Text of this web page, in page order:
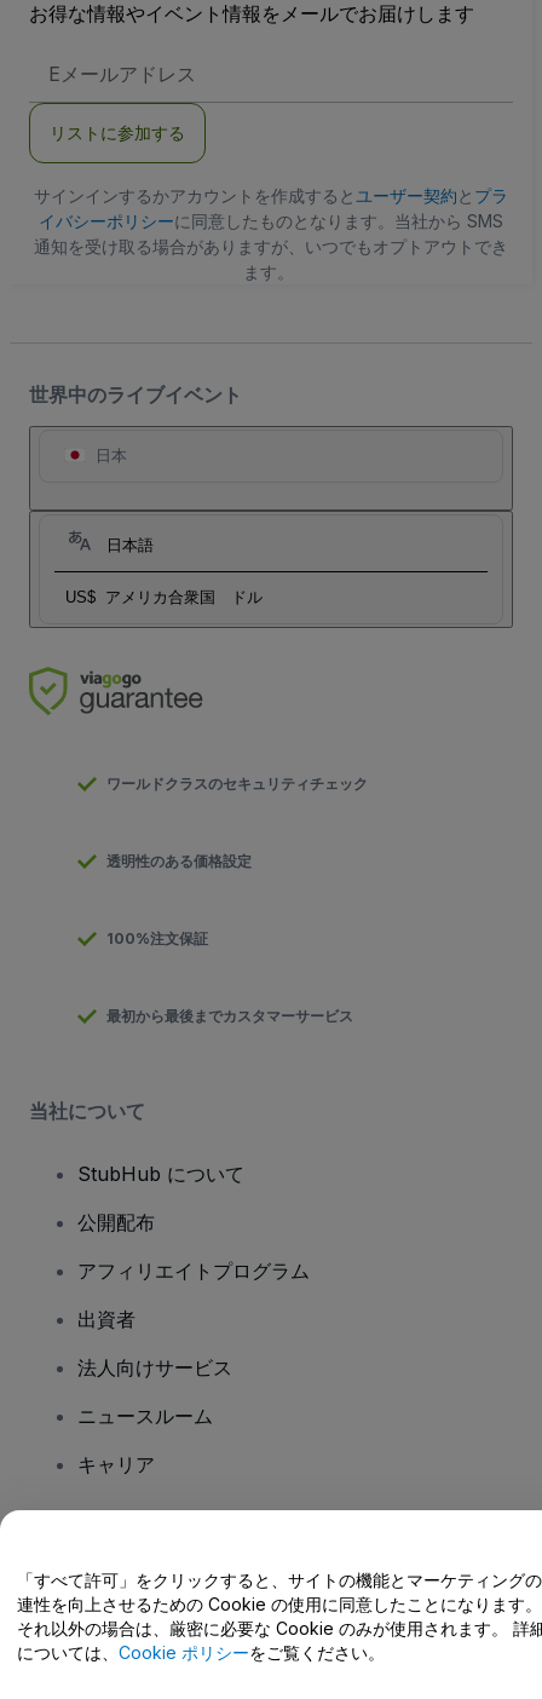
お得な情報やイベント情報をメールでお届けします
メ
ア
ス
リストに参加する
サインインするかアカウントを作成すると ユーザー契約と プラ
イバシーポリシーに同意したものとなります。当社から SMS
通知を受け取る場合がありますが、いつでもオプトアウトでき
ます。
世界中のライブイベント
日本
日本語
US$ アメリカ合衆国 ドル
ワールドクラスのセキュリティチェック
透明性のある価格設定
100%注文保証
最初から最後までカスタマーサービス
当社について
StubHub について
公開配布
アフィリエイトプログラム
出資者
法人向けサービス
ニュースルーム
キャリア
ヘルプセンター / こちらまでご連絡下さい
「すべて許可」をクリックすると、サイトの機能とマーケティング
連性を向上させるための Cookie の使用に同意したことになります。
それ以外の場合は、厳密に必要な Cookie のみが使用されます。 詳
については、 Cookie ポリシーをご覧ください。